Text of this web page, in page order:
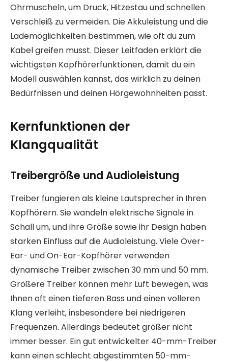
Ohrmuscheln, um Druck, Hitzestau und schnellen
Verschleiß zu vermeiden. Die Akkuleistung und die
Lademöglichkeiten bestimmen, wie oft du zum
Kabel greifen musst. Dieser Leitfaden erklärt die
wichtigsten Kopfhörerfunktionen, damit du ein
Modell auswählen kannst, das wirklich zu deinen
Bedürfnissen und deinen Hörgewohnheiten passt.
Kernfunktionen der
Klangqualität
Treibergröße und Audioleistung
Treiber fungieren als kleine Lautsprecher in Ihren
Kopfhörern. Sie wandeln elektrische Signale in
Schall um, und ihre Größe sowie ihr Design haben
starken Einfluss auf die Audioleistung. Viele Over-
Ear- und On-Ear-Kopfhörer verwenden
dynamische Treiber zwischen 30 mm und 50 mm.
Größere Treiber können mehr Luft bewegen, was
Ihnen oft einen tieferen Bass und einen volleren
Klang verleiht, insbesondere bei niedrigeren
Frequenzen. Allerdings bedeutet größer nicht
immer besser. Ein gut entwickelter 40-mm-Treiber
kann einen schlecht abgestimmten 50-mm-